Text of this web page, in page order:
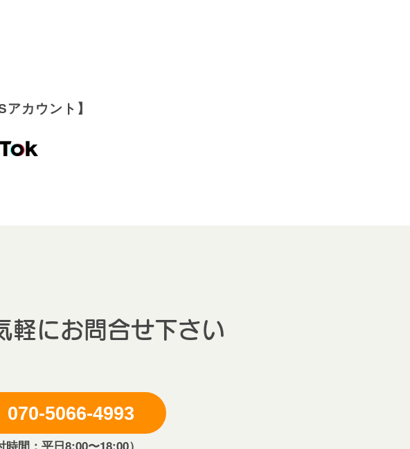
カウント】
軽にお問合せ下さい
070-5066-4993
時間：平日8:00〜18:00）